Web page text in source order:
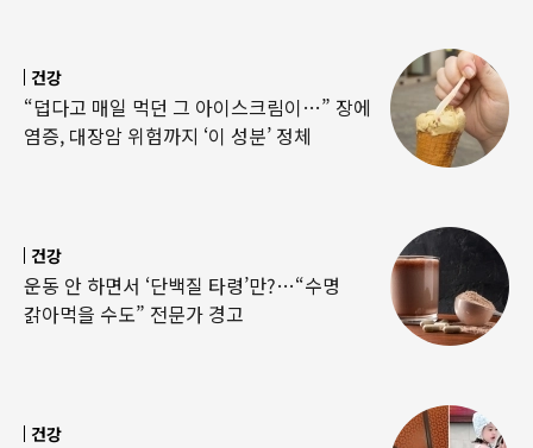
건강
“덥다고 매일 먹던 그 아이스크림이…” 장에
염증, 대장암 위험까지 ‘이 성분’ 정체
건강
운동 안 하면서 ‘단백질 타령’만?…“수명
갉아먹을 수도” 전문가 경고
건강